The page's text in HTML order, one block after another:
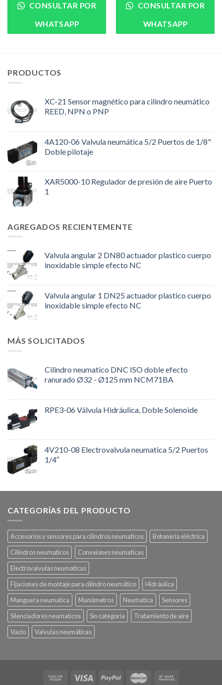
CONSULTAR POR
WHATSAPP
CONSULTAR POR
WHATSAPP
PRODUCTOS
XC-21 Sensor magnético para cilindro neumático
REED, NPN o PNP
4A120-06 Valvula neumática 5/2 Puertos de 1/8"
Doble pilotaje
XAR5000-10 Regulador de presión de aire Puerto
1
AGREGADOS RECIENTEMENTE
Valvula angular 2 DN80 actuador plastico cuerpo
inoxidable simple efecto NC
Valvula angular 1 DN25 actuador plastico cuerpo
inoxidable simple efecto NC
MÁS SOLICITADOS
Cilindro neumatico DNC ISO doble efecto
ranurado Ø32 - Ø125 mm NCM71BA
RPE3-06 Válvula Hidráulica, Doble Solenoide
4V210-08 Electrovalvula neumatica 5/2 Puertos
1/4″
CATEGORÍAS DEL PRODUCTO
Accesorios y sensores para cilindros neumaticos
Botoneria eléctrica
Cilindros neumaticos
Conexiones neumaticas
Electrovalvulas neumaticas
Fijaciones de montaje para cilindro neumático
Hidráulica
Manguera neumatica
Manómetros Neumatica
Sensores
Silenciadores neumaticos
Sin categoría
Tratamiento de aire
Vacío
Valvulas neumáticas